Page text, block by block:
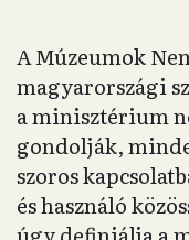
A Múzeumok
magyarországi
a minisztérium
gondolják,
szoros
és használó